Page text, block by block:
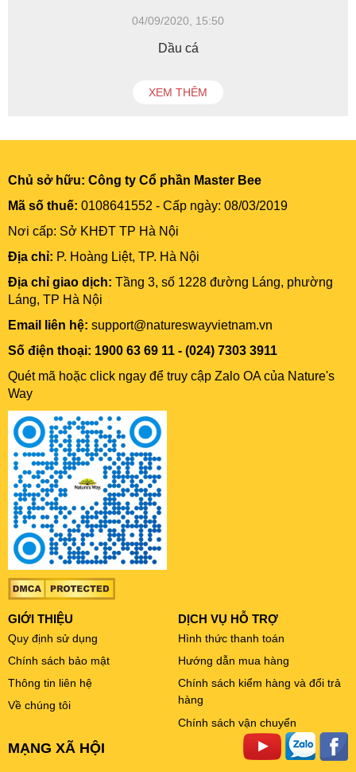
04/09/2020, 15:50
Dầu cá
XEM THÊM
Chủ sở hữu: Công ty Cổ phần Master Bee
Mã số thuế: 0108641552 - Cấp ngày: 08/03/2019
Nơi cấp: Sở KHĐT TP Hà Nội
Địa chỉ: P. Hoàng Liệt, TP. Hà Nội
Địa chỉ giao dịch: Tầng 3, số 1228 đường Láng, phường
Láng, TP Hà Nội
Email liên hệ: support@natureswayvietnam.vn
Số điện thoại: 1900 63 69 11 - (024) 7303 3911
Quét mã hoặc click ngay để truy cập Zalo OA của Nature's
Way
GIỚI THIỆU
Quy định sử dụng
Chính sách bảo mật
Thông tin liên hệ
Về chúng tôi
DỊCH VỤ HỖ TRỢ
Hình thức thanh toán
Hướng dẫn mua hàng
Chính sách kiểm hàng và đổi trả
hàng
Chính sách vận chuyển
MẠNG XÃ HỘI